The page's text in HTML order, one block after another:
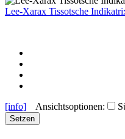
Lee-Xarax Tissotsche
[info] Ansichtsoptionen:
Setzen